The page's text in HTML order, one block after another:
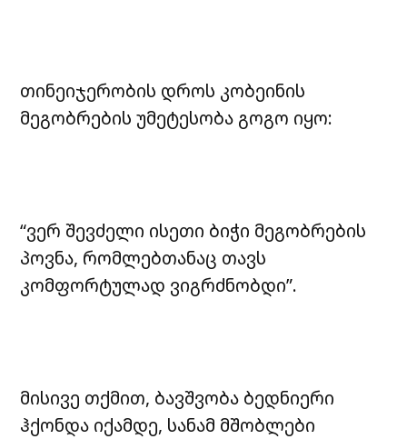
თინეიჯერობის დროს კობეინის
მეგობრების უმეტესობა გოგო იყო:
“ვერ შევძელი ისეთი ბიჭი მეგობრების
პოვნა, რომლებთანაც თავს
კომფორტულად ვიგრძნობდი”.
მისივე თქმით, ბავშვობა ბედნიერი
ჰქონდა იქამდე, სანამ მშობლები